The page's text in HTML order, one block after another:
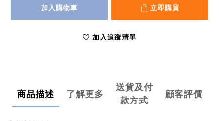
加入購物車 立即購買
加入追蹤清單
商品描述 了解更多
送貨及付
款方式
顧客評價